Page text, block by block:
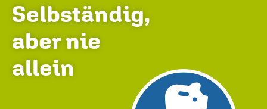
Selbständig,
aber nie
allein